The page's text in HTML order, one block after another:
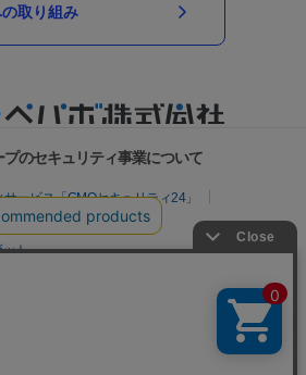
取り組み
のセキュリティ事業について
ービス「GMOセキュリティ24」
イトリスク診断
ット
）